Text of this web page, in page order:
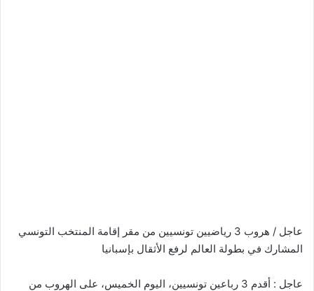
عاجل / هروب 3 رياضيين تونسيين من مقر إقامة المنتخب التونسي
المشارك في بطولة العالم لرفع الأثقال بإسبانيا
عاجل : أقدم 3 رباعين تونسيين، اليوم الخميس، على الهروب من